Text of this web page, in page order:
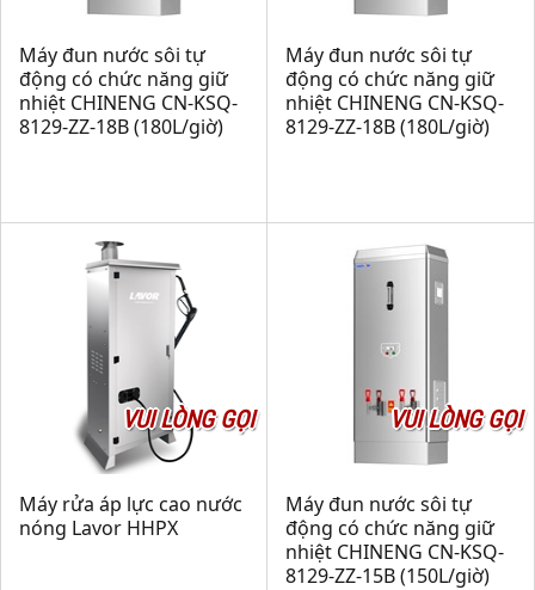
Máy đun nước sôi tự
động có chức năng giữ
nhiệt CHINENG CN-KSQ-
8129-ZZ-18B (180L/giờ)
Máy đun nước sôi tự
động có chức năng giữ
nhiệt CHINENG CN-KSQ-
8129-ZZ-18B (180L/giờ)
VUI LÒNG GỌI
Máy rửa áp lực cao nước
nóng Lavor HHPX
VUI LÒNG GỌI
Máy đun nước sôi tự
động có chức năng giữ
nhiệt CHINENG CN-KSQ-
8129-ZZ-15B (150L/giờ)